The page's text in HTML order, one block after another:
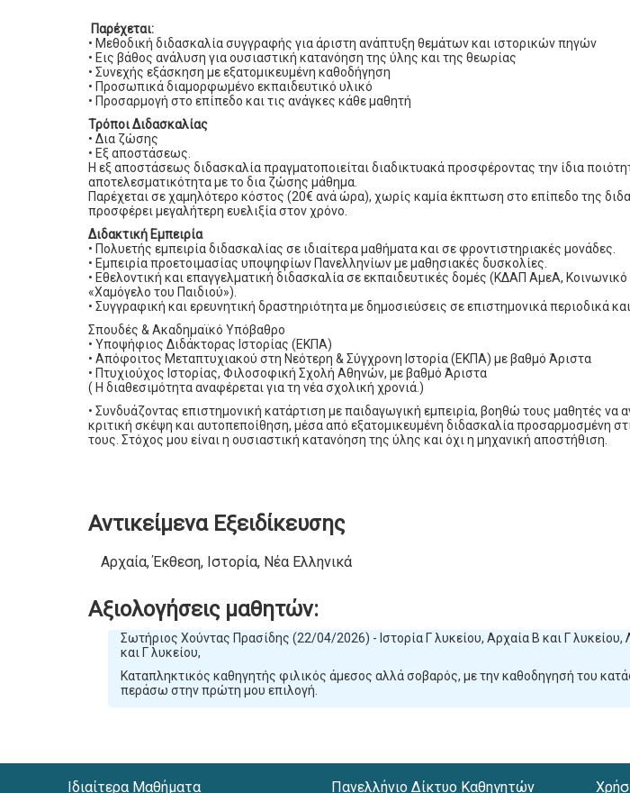
Παρέχεται:
• Μεθοδική διδασκαλία συγγραφής για άριστη ανάπτυξη θεμάτων και ιστορικών πηγών
• Εις βάθος ανάλυση για ουσιαστική κατανόηση της ύλης και της θεωρίας
• Συνεχής εξάσκηση με εξατομικευμένη καθοδήγηση
• Προσωπικά διαμορφωμένο εκπαιδευτικό υλικό
• Προσαρμογή στο επίπεδο και τις ανάγκες κάθε μαθητή
Τρόποι Διδασκαλίας
• Δια ζώσης
• Εξ αποστάσεως.
Η εξ αποστάσεως διδασκαλία πραγματοποιείται διαδικτυακά προσφέροντας την ίδια
αποτελεσματικότητα με το δια ζώσης μάθημα.
Παρέχεται σε χαμηλότερο κόστος (20€ ανά ώρα), χωρίς καμία έκπτωση στο επίπεδο της
προσφέρει μεγαλήτερη ευελιξία στον χρόνο.
Διδακτική Εμπειρία
• Πολυετής εμπειρία διδασκαλίας σε ιδιαίτερα μαθήματα και σε φροντιστηριακές μονάδες.
• Εμπειρία προετοιμασίας υποψηφίων Πανελληνίων με μαθησιακές δυσκολίες.
• Εθελοντική και επαγγελματική διδασκαλία σε εκπαιδευτικές δομές (ΚΔΑΠ ΑμεΑ,
«Χαμόγελο του Παιδιού»).
• Συγγραφική και ερευνητική δραστηριότητα με δημοσιεύσεις σε επιστημονικά περιοδικά
Σπουδές & Ακαδημαϊκό Υπόβαθρο
• Υποψήφιος Διδάκτορας Ιστορίας (ΕΚΠΑ)
• Απόφοιτος Μεταπτυχιακού στη Νεότερη & Σύγχρονη Ιστορία (ΕΚΠΑ) με βαθμό Άριστα
• Πτυχιούχος Ιστορίας, Φιλοσοφική Σχολή Αθηνών, με βαθμό Άριστα
( Η διαθεσιμότητα αναφέρεται για τη νέα σχολική χρονιά.)
• Συνδυάζοντας επιστημονική κατάρτιση με παιδαγωγική εμπειρία, βοηθώ τους μαθητές να
κριτική σκέψη και αυτοπεποίθηση, μέσα από εξατομικευμένη διδασκαλία προσαρμοσμένη
τους. Στόχος μου είναι η ουσιαστική κατανόηση της ύλης και όχι η μηχανική αποστήθιση.
Αντικείμενα Εξειδίκευσης
Αρχαία, Έκθεση, Ιστορία, Νέα Ελληνικά
Αξιολογήσεις μαθητών:
Σωτήριος Χούντας Πρασίδης (22/04/2026) - Ιστορία Γ λυκείου, Αρχαία Β και Γ λυκείου,
και Γ λυκείου,
Καταπληκτικός καθηγητής φιλικός άμεσος αλλά σοβαρός, με την καθοδηγησή του
περάσω στην πρώτη μου επιλογή.
Ιδιαίτερα Μαθήματα Πανελλήνιο Δίκτυο Καθηγητών